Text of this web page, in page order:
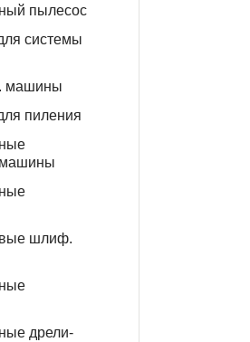
пылесос
системы
машины
пиления
шлиф.
дрели-